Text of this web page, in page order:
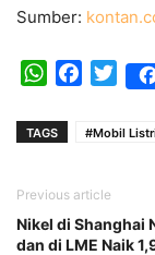
Sumber:
WhatsApp
TAGS #Mobil
Previous article
Nikel di Shanghai
dan di LME Naik